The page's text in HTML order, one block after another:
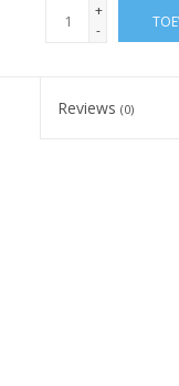
+
-
Reviews(0)